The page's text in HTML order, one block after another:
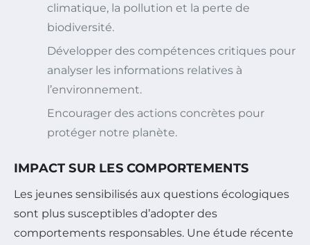
climatique, la pollution et la perte de
biodiversité.
Développer des compétences critiques pour
analyser les informations relatives à
l’environnement.
Encourager des actions concrètes pour
protéger notre planète.
IMPACT SUR LES COMPORTEMENTS
Les jeunes sensibilisés aux questions écologiques
sont plus susceptibles d’adopter des
comportements responsables. Une étude récente